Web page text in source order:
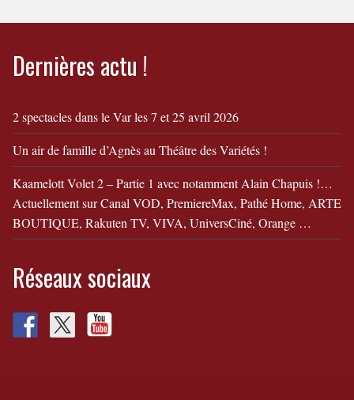
Dernières actu !
2 spectacles dans le Var les 7 et 25 avril 2026
Un air de famille d’Agnès au Théâtre des Variétés !
Kaamelott Volet 2 – Partie 1 avec notamment Alain Chapuis !…
Actuellement sur Canal VOD, PremiereMax, Pathé Home, ARTE
BOUTIQUE, Rakuten TV, VIVA, UniversCiné, Orange …
Réseaux sociaux